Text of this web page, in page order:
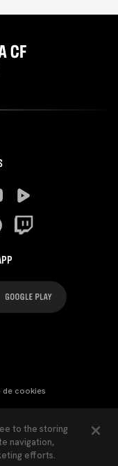
de cookies
Privacidad
to the storing
navigation,
efforts.